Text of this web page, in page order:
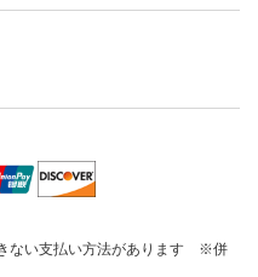
ない支払い方法があります ※併